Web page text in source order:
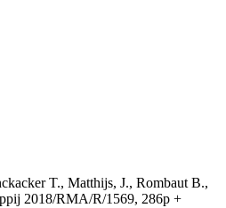
T., Matthijs, J., Rombaut B.,
2018/RMA/R/1569, 286p +